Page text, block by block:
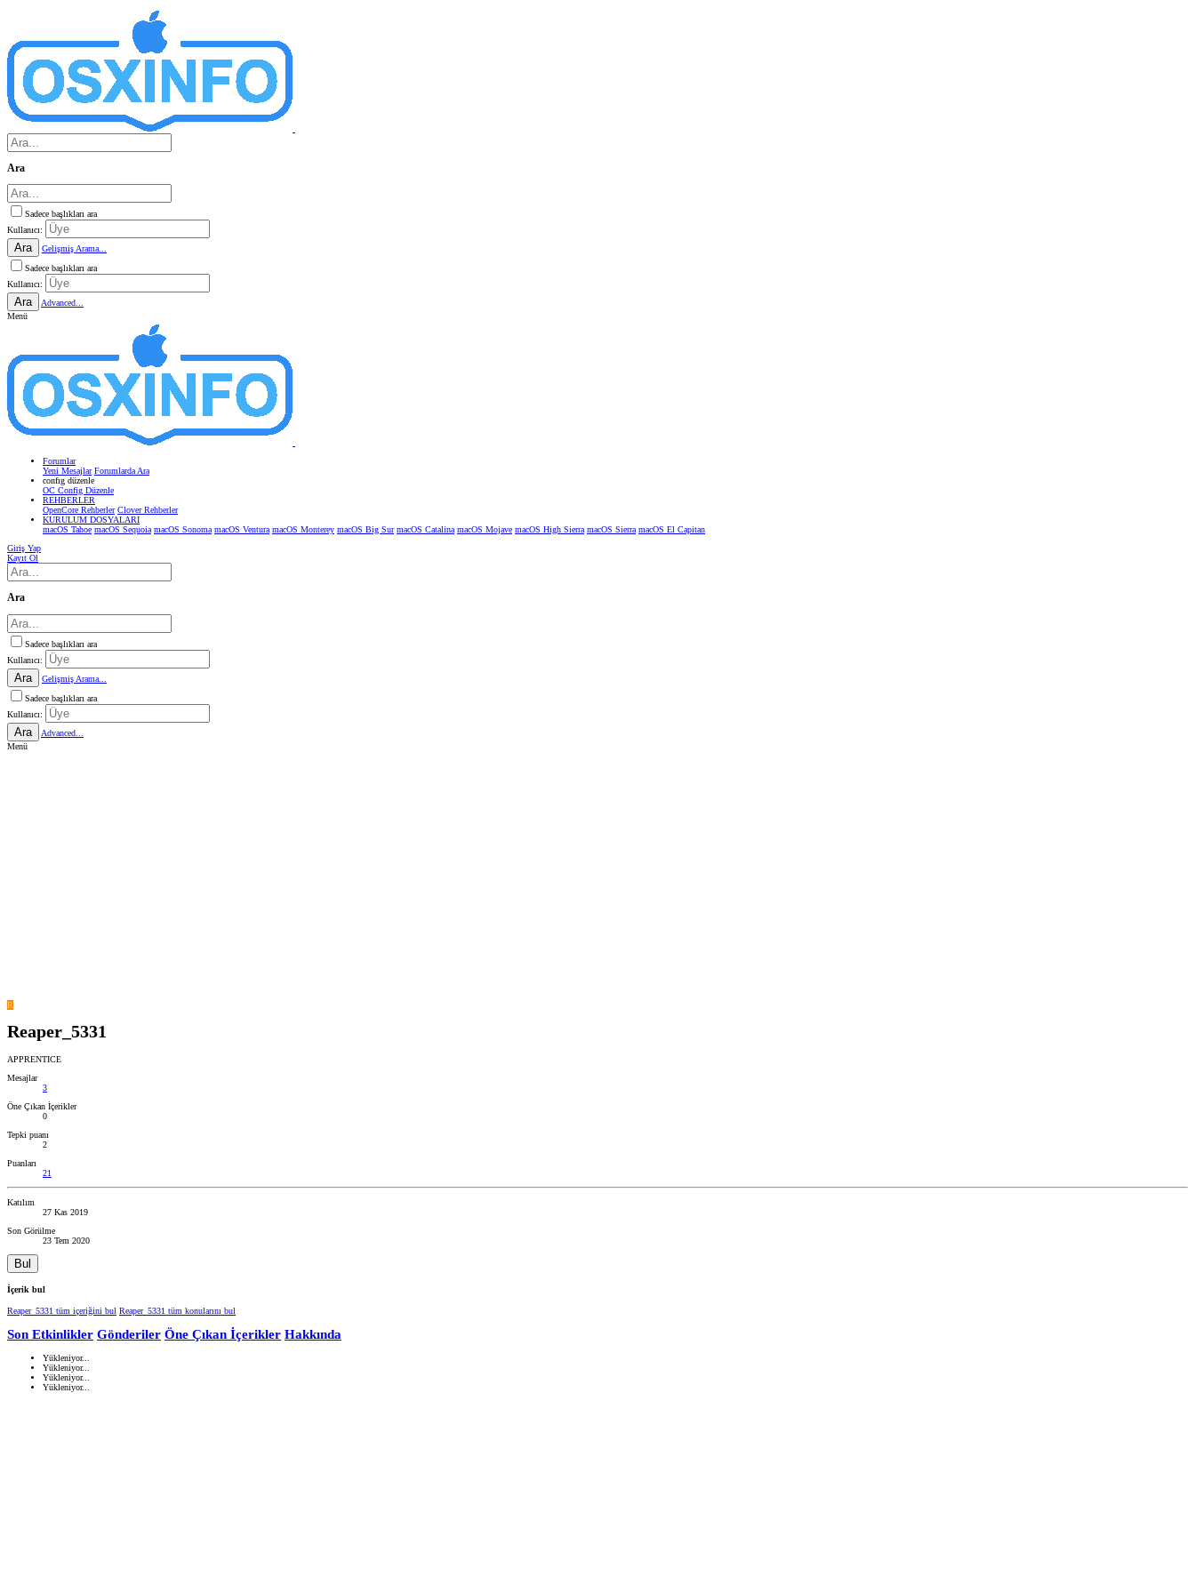
Ara
Sadece başlıkları ara
Kullanıcı:
Ara
Gelişmiş Arama...
Sadece başlıkları ara
Kullanıcı:
Ara
Advanced...
Menü
Forumlar
Yeni Mesajlar Forumlarda Ara
confıg düzenle
OC Config Düzenle
REHBERLER
OpenCore Rehberler Clover Rehberler
KURULUM DOSYALARI
macOS Tahoe macOS Sequoia macOS Sonoma macOS Ventura macOS Monterey macOS Big Sur macOS Catalina macOS Mojave macOS High Sierra macOS Sierra macOS El Capitan
Giriş Yap
Kayıt Ol
Ara
Sadece başlıkları ara
Kullanıcı:
Ara
Gelişmiş Arama...
Sadece başlıkları ara
Kullanıcı:
Ara
Advanced...
Menü
R
Reaper_5331
APPRENTICE
Mesajlar
3
Öne Çıkan İçerikler
0
Tepki puanı
2
Puanları
21
Katılım
27 Kas 2019
Son Görülme
23 Tem 2020
Bul
İçerik bul
Reaper_5331 tüm içeriğini bul Reaper_5331 tüm konularını bul
Son Etkinlikler Gönderiler Öne Çıkan İçerikler Hakkında
Yükleniyor...
Yükleniyor...
Yükleniyor...
Yükleniyor...